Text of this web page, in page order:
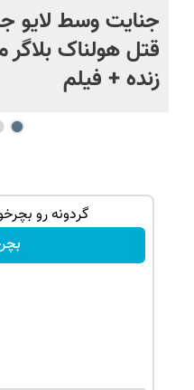
جنایت وسط لایو
قتل هولناک
زنده + فیلم
گردونه رو